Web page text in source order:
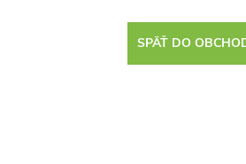
SPÄŤ DO